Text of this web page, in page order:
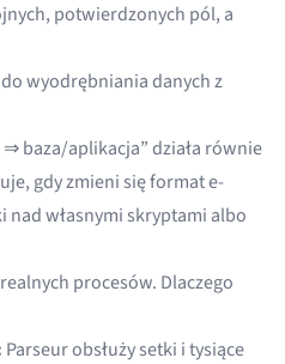
potwierdzonych pól, a
wyodrębniania danych z
baza/aplikacja” działa równie
gdy zmieni się format e-
nad własnymi skryptami albo
procesów. Dlaczego
Parseur obsłuży setki i tysiące